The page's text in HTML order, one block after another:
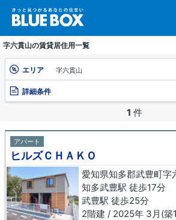
字六貫山の賃貸居住用一覧
エリア 字六貫山
詳細条件
1 件
アパート
ヒルズＣＨＡＫＯ
愛知県知多郡武豊町字
知多武豊駅 徒歩17分
武豊駅 徒歩25分
2階建 / 2025年 3月(築